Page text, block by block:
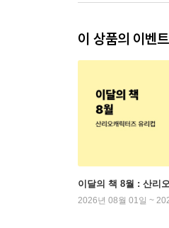
이 상품의 이벤트
이달의 책 8월 : 산리
2026년 08월 01일 ~